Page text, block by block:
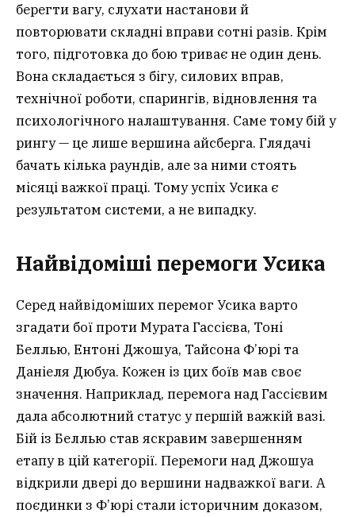
берегти вагу, слухати настанови й
повторювати складні вправи сотні разів. Крім
того, підготовка до бою триває не один день.
Вона складається з бігу, силових вправ,
технічної роботи, спарингів, відновлення та
психологічного налаштування. Саме тому бій у
рингу — це лише вершина айсберга. Глядачі
бачать кілька раундів, але за ними стоять
місяці важкої праці. Тому успіх Усика є
результатом системи, а не випадку.
Найвідоміші перемоги Усика
Серед найвідоміших перемог Усика варто
згадати бої проти Муратa Гассієва, Тоні
Беллью, Ентоні Джошуа, Тайсона Ф’юрі та
Даніеля Дюбуа. Кожен із цих боїв мав своє
значення. Наприклад, перемога над Гассієвим
дала абсолютний статус у першій важкій вазі.
Бій із Беллью став яскравим завершенням
етапу в цій категорії. Перемоги над Джошуа
відкрили двері до вершини надважкої ваги. А
поєдинки з Ф’юрі стали історичним доказом,